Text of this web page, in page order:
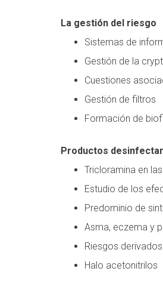
La gestión del riesgo
Sistemas de
Gestión de la
Cuestiones
Gestión de filtros
Formación de
Productos
Tricloramina en
Estudio de los
Predominio de
Asma, eczema y
Riesgos
Halo acetonitrilos